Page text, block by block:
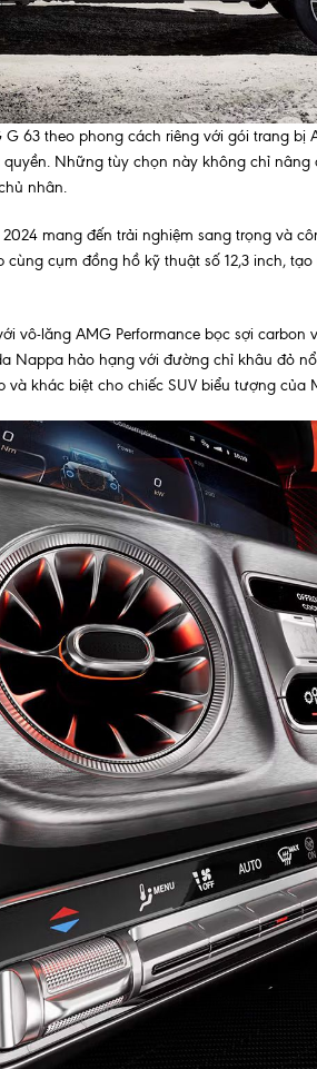
63 theo phong cách riêng với gói trang bị
Những tùy chọn này không chỉ
nhân.
mang đến trải nghiệm sang trọng và
cụm đồng hồ kỹ thuật số 12,3 inch,
vô-lăng AMG Performance bọc sợi
Nappa hảo hạng với đường chỉ khâu đỏ
khác biệt cho chiếc SUV biểu tượng của